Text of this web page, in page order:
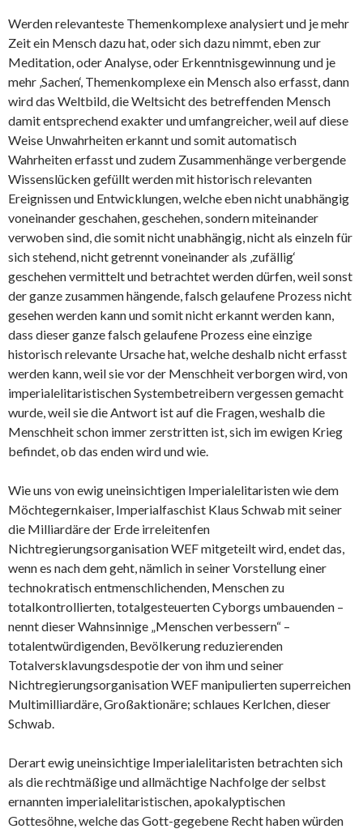
Werden relevanteste Themenkomplexe analysiert und je mehr
Zeit ein Mensch dazu hat, oder sich dazu nimmt, eben zur
Meditation, oder Analyse, oder Erkenntnisgewinnung und je
mehr ‚Sachen‘, Themenkomplexe ein Mensch also erfasst, dann
wird das Weltbild, die Weltsicht des betreffenden Mensch
damit entsprechend exakter und umfangreicher, weil auf diese
Weise Unwahrheiten erkannt und somit automatisch
Wahrheiten erfasst und zudem Zusammenhänge verbergende
Wissenslücken gefüllt werden mit historisch relevanten
Ereignissen und Entwicklungen, welche eben nicht unabhängig
voneinander geschahen, geschehen, sondern miteinander
verwoben sind, die somit nicht unabhängig, nicht als einzeln für
sich stehend, nicht getrennt voneinander als ‚zufällig‘
geschehen vermittelt und betrachtet werden dürfen, weil sonst
der ganze zusammen hängende, falsch gelaufene Prozess nicht
gesehen werden kann und somit nicht erkannt werden kann,
dass dieser ganze falsch gelaufene Prozess eine einzige
historisch relevante Ursache hat, welche deshalb nicht erfasst
werden kann, weil sie vor der Menschheit verborgen wird, von
imperialelitaristischen Systembetreibern vergessen gemacht
wurde, weil sie die Antwort ist auf die Fragen, weshalb die
Menschheit schon immer zerstritten ist, sich im ewigen Krieg
befindet, ob das enden wird und wie.
Wie uns von ewig uneinsichtigen Imperialelitaristen wie dem
Möchtegernkaiser, Imperialfaschist Klaus Schwab mit seiner
die Milliardäre der Erde irreleitenfen
Nichtregierungsorganisation WEF mitgeteilt wird, endet das,
wenn es nach dem geht, nämlich in seiner Vorstellung einer
technokratisch entmenschlichenden, Menschen zu
totalkontrollierten, totalgesteuerten Cyborgs umbauenden –
nennt dieser Wahnsinnige „Menschen verbessern“ –
totalentwürdigenden, Bevölkerung reduzierenden
Totalversklavungsdespotie der von ihm und seiner
Nichtregierungsorganisation WEF manipulierten superreichen
Multimilliardäre, Großaktionäre; schlaues Kerlchen, dieser
Schwab.
Derart ewig uneinsichtige Imperialelitaristen betrachten sich
als die rechtmäßige und allmächtige Nachfolge der selbst
ernannten imperialelitaristischen, apokalyptischen
Gottesöhne, welche das Gott-gegebene Recht haben würden